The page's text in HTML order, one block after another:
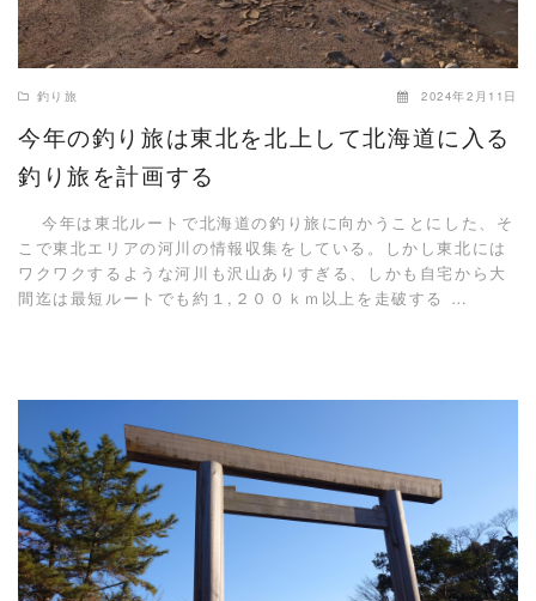
釣り旅 2024年2月11日
今年の釣り旅は東北を北上して北海道に入る
釣り旅を計画する
今年は東北ルートで北海道の釣り旅に向かうことにした、そ
こで東北エリアの河川の情報収集をしている。しかし東北には
ワクワクするような河川も沢山ありすぎる、しかも自宅から大
間迄は最短ルートでも約１,２００ｋｍ以上を走破する …
READ MORE